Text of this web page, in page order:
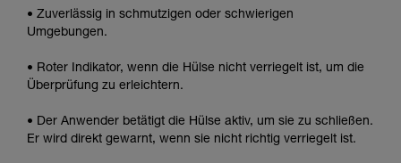
• Zuverlässig in schmutzigen oder schwierigen
Umgebungen.
• Roter Indikator, wenn die Hülse nicht verriegelt ist, um die
Überprüfung zu erleichtern.
• Der Anwender betätigt die Hülse aktiv, um sie zu schließen.
Er wird direkt gewarnt, wenn sie nicht richtig verriegelt ist.